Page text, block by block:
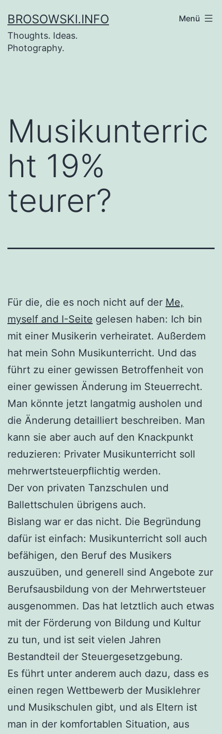
Inhalt
springen
BROSOWSKI.INFO
Thoughts. Ideas.
Photography.
Menü
Musikunterric
ht 19%
teurer?
Für die, die es noch nicht auf der Me,
myself and I-Seite gelesen haben: Ich bin
mit einer Musikerin verheiratet. Außerdem
hat mein Sohn Musikunterricht. Und das
führt zu einer gewissen Betroffenheit von
einer gewissen Änderung im Steuerrecht.
Man könnte jetzt langatmig ausholen und
die Änderung detailliert beschreiben. Man
kann sie aber auch auf den Knackpunkt
reduzieren: Privater Musikunterricht soll
mehrwertsteuerpflichtig werden.
Der von privaten Tanzschulen und
Ballettschulen übrigens auch.
Bislang war er das nicht. Die Begründung
dafür ist einfach: Musikunterricht soll auch
befähigen, den Beruf des Musikers
auszuüben, und generell sind Angebote zur
Berufsausbildung von der Mehrwertsteuer
ausgenommen. Das hat letztlich auch etwas
mit der Förderung von Bildung und Kultur
zu tun, und ist seit vielen Jahren
Bestandteil der Steuergesetzgebung.
Es führt unter anderem auch dazu, dass es
einen regen Wettbewerb der Musiklehrer
und Musikschulen gibt, und als Eltern ist
man in der komfortablen Situation, aus